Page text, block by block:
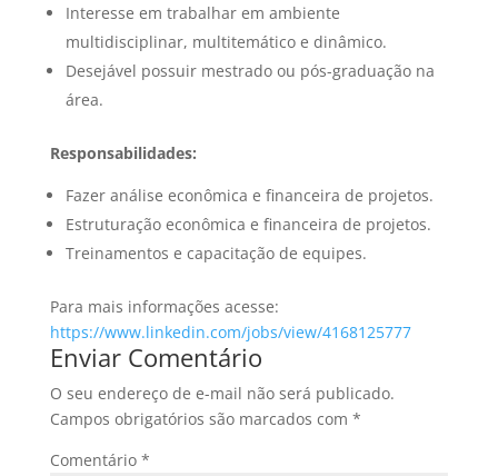
Interesse em trabalhar em ambiente
multidisciplinar, multitemático e dinâmico.
Desejável possuir mestrado ou pós-graduação na
área.
Responsabilidades:
Fazer análise econômica e financeira de projetos.
Estruturação econômica e financeira de projetos.
Treinamentos e capacitação de equipes.
Para mais informações acesse:
https://www.linkedin.com/jobs/view/4168125777
Enviar Comentário
O seu endereço de e-mail não será publicado.
Campos obrigatórios são marcados com *
Comentário *